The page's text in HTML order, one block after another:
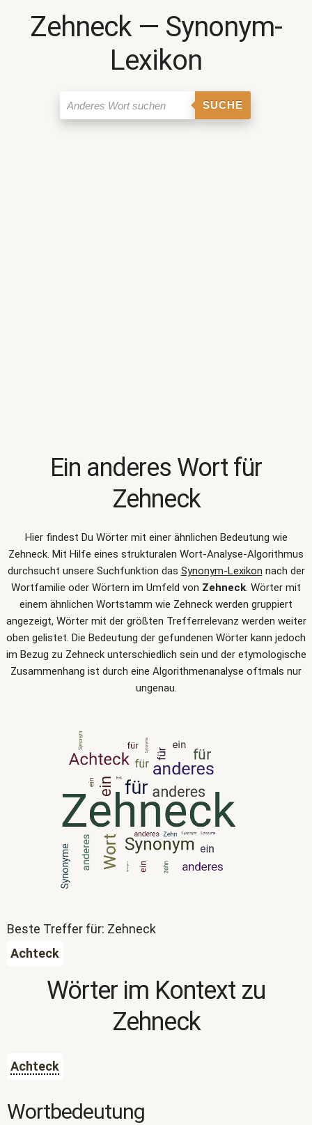
Zehneck ― Synonym-
Lexikon
SUCHE
Ein anderes Wort für
Zehneck
Hier findest Du Wörter mit einer ähnlichen Bedeutung wie
Zehneck. Mit Hilfe eines strukturalen Wort-Analyse-Algorithmus
durchsucht unsere Suchfunktion das Synonym-Lexikon nach der
Wortfamilie oder Wörtern im Umfeld von Zehneck. Wörter mit
einem ähnlichen Wortstamm wie Zehneck werden gruppiert
angezeigt, Wörter mit der größten Trefferrelevanz werden weiter
oben gelistet. Die Bedeutung der gefundenen Wörter kann jedoch
im Bezug zu Zehneck unterschiedlich sein und der etymologische
Zusammenhang ist durch eine Algorithmenanalyse oftmals nur
ungenau.
Beste Treffer für: Zehneck
Achteck
Wörter im Kontext zu
Zehneck
Achteck
Wortbedeutung